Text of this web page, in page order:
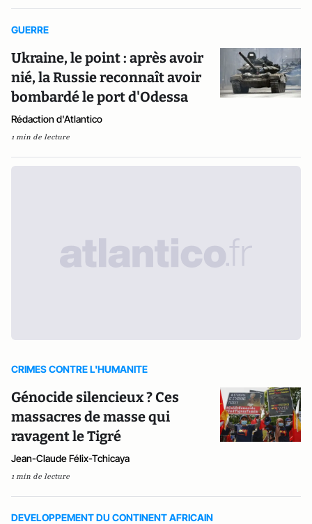
GUERRE
Ukraine, le point : après avoir
nié, la Russie reconnaît avoir
bombardé le port d'Odessa
Rédaction d'Atlantico
1 min de lecture
CRIMES CONTRE L'HUMANITE
Génocide silencieux ? Ces
massacres de masse qui
ravagent le Tigré
Jean-Claude Félix-Tchicaya
1 min de lecture
DEVELOPPEMENT DU CONTINENT AFRICAIN